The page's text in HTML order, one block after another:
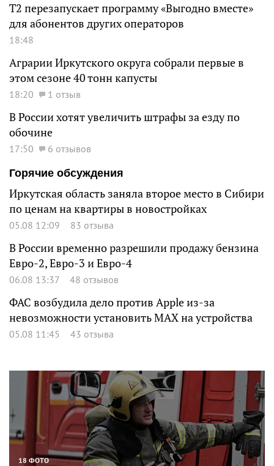
Т2 перезапускает программу «Выгодно вместе»
для абонентов других операторов
18:48
Аграрии Иркутского округа собрали первые в
этом сезоне 40 тонн капусты
18:20 1 отзыв
В России хотят увеличить штрафы за езду по
обочине
17:50
6 отзывов
Горячие обсуждения
Иркутская область заняла второе место в Сибири
по ценам на квартиры в новостройках
05.08 12:09 83 отзыва
В России временно разрешили продажу бензина
Евро-2, Евро-3 и Евро-4
06.08 13:37 48 отзывов
ФАС возбудила дело против Apple из-за
невозможности установить MAX на устройства
05.08 11:45 43 отзыва
18 ФОТО